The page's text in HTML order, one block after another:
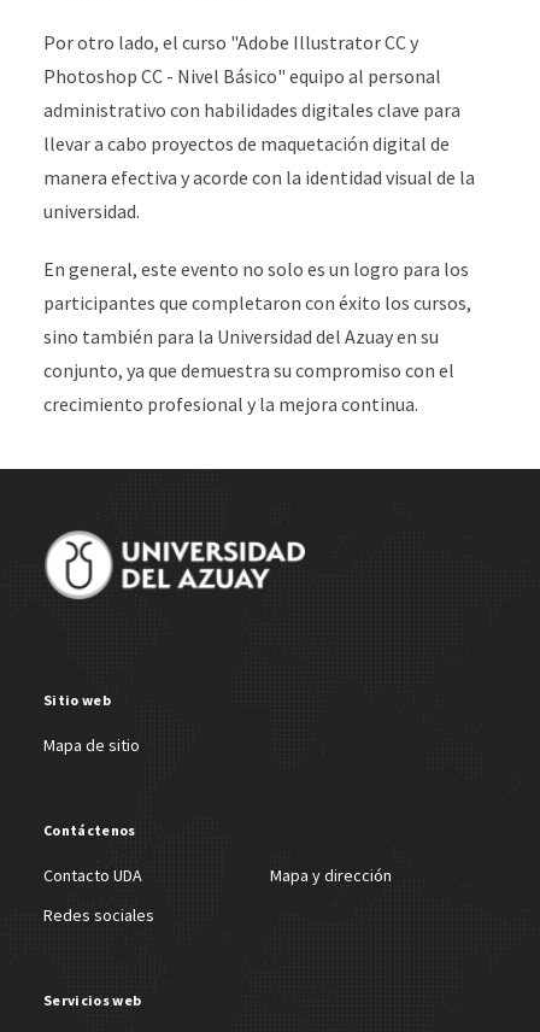
Por otro lado, el curso "Adobe Illustrator CC y
Photoshop CC - Nivel Básico" equipo al personal
administrativo con habilidades digitales clave para
llevar a cabo proyectos de maquetación digital de
manera efectiva y acorde con la identidad visual de la
universidad.
En general, este evento no solo es un logro para los
participantes que completaron con éxito los cursos,
sino también para la Universidad del Azuay en su
conjunto, ya que demuestra su compromiso con el
crecimiento profesional y la mejora continua.
Sitio web
Mapa de sitio
Contáctenos
Contacto UDA
Mapa y dirección
Redes sociales
Servicios web